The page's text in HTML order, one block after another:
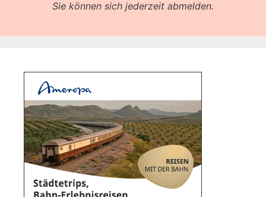
Sie können sich jederzeit abmelden.